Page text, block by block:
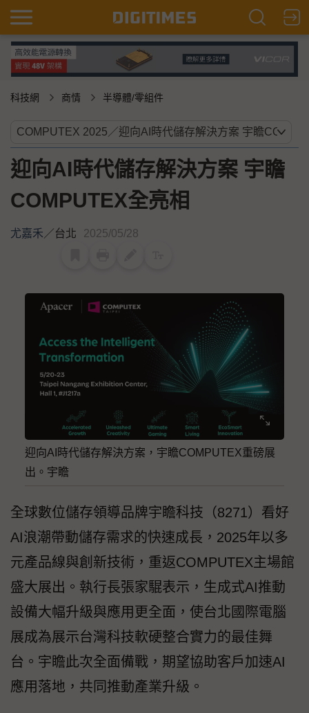
科技網 商情 半導體/零組件
迎向AI時代儲存解決方案 宇瞻
COMPUTEX全亮相
尤嘉禾／台北 2025/05/28
迎向AI時代儲存解決方案，宇瞻COMPUTEX重磅展
出。宇瞻
全球數位儲存領導品牌宇瞻科技（8271）看好
AI浪潮帶動儲存需求的快速成長，2025年以多
元產品線與創新技術，重返COMPUTEX主場館
盛大展出。執行長張家騉表示，生成式AI推動
設備大幅升級與應用更全面，使台北國際電腦
展成為展示台灣科技軟硬整合實力的最佳舞
台。宇瞻此次全面備戰，期望協助客戶加速AI
應用落地，共同推動產業升級。